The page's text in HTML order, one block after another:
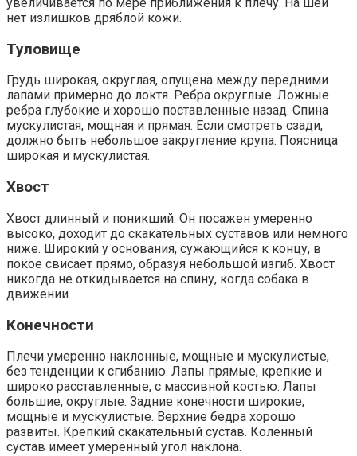
нет излишков дряблой кожи.
Туловище
Грудь широкая, округлая, опущена между передними
лапами примерно до локтя. Ребра округлые. Ложные
ребра глубокие и хорошо поставленные назад. Спина
мускулистая, мощная и прямая. Если смотреть сзади,
должно быть небольшое закругление крупа. Поясница
широкая и мускулистая.
Хвост
Хвост длинный и поникший. Он посажен умеренно
высоко, доходит до скакательных суставов или немного
ниже. Широкий у основания, сужающийся к концу, в
покое свисает прямо, образуя небольшой изгиб. Хвост
никогда не откидывается на спину, когда собака в
движении.
Конечности
Плечи умеренно наклонные, мощные и мускулистые,
без тенденции к сгибанию. Лапы прямые, крепкие и
широко расставленные, с массивной костью. Лапы
большие, округлые. Задние конечности широкие,
мощные и мускулистые. Верхние бедра хорошо
развиты. Крепкий скакательный сустав. Коленный
сустав имеет умеренный угол наклона.